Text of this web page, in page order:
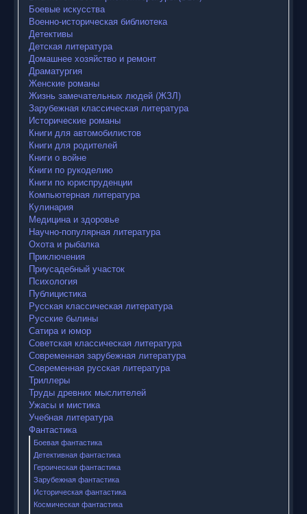
Боевые искусства
Военно-историческая библиотека
Детективы
Детская литература
Домашнее хозяйство и ремонт
Драматургия
Женские романы
Жизнь замечательных людей (ЖЗЛ)
Зарубежная классическая литература
Исторические романы
Книги для автомобилистов
Книги для родителей
Книги о войне
Книги по рукоделию
Книги по юриспруденции
Компьютерная литература
Кулинария
Медицина и здоровье
Научно-популярная литература
Охота и рыбалка
Приключения
Приусадебный участок
Психология
Публицистика
Русская классическая литература
Русские былины
Сатира и юмор
Советская классическая литература
Современная зарубежная литература
Современная русская литература
Триллеры
Труды древних мыслителей
Ужасы и мистика
Учебная литература
Фантастика
Боевая фантастика
Детективная фантастика
Героическая фантастика
Зарубежная фантастика
Историческая фантастика
Космическая фантастика